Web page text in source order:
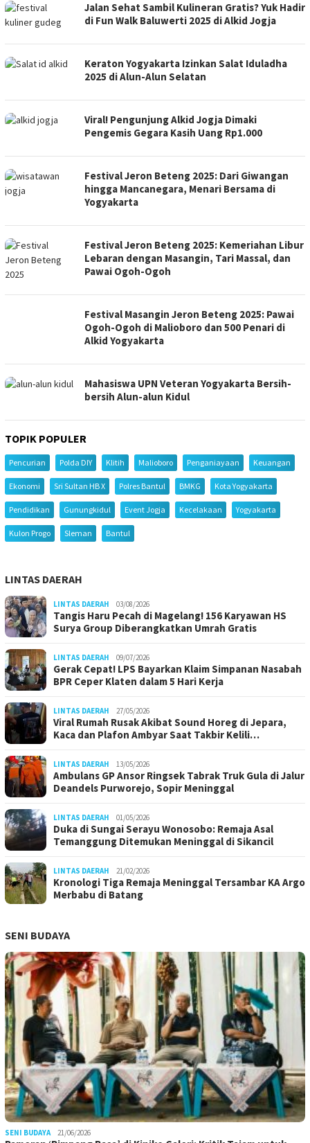
Jalan Sehat Sambil Kulineran Gratis? Yuk Hadir
di Fun Walk Baluwerti 2025 di Alkid Jogja
Keraton Yogyakarta Izinkan Salat Iduladha
2025 di Alun-Alun Selatan
Viral! Pengunjung Alkid Jogja Dimaki
Pengemis Gegara Kasih Uang Rp1.000
Festival Jeron Beteng 2025: Dari Giwangan
hingga Mancanegara, Menari Bersama di
Yogyakarta
Festival Jeron Beteng 2025: Kemeriahan Libur
Lebaran dengan Masangin, Tari Massal, dan
Pawai Ogoh-Ogoh
Festival Masangin Jeron Beteng 2025: Pawai
Ogoh-Ogoh di Malioboro dan 500 Penari di
Alkid Yogyakarta
Mahasiswa UPN Veteran Yogyakarta Bersih-
bersih Alun-alun Kidul
TOPIK POPULER
Pencurian Polda DIY Klitih Malioboro Penganiayaan Keuangan
Ekonomi Sri Sultan HB X Polres Bantul BMKG Kota Yogyakarta
Pendidikan Gunungkidul Event Jogja Kecelakaan Yogyakarta
Kulon Progo Sleman Bantul
LINTAS DAERAH
LINTAS DAERAH 03/08/2026
Tangis Haru Pecah di Magelang! 156 Karyawan HS
Surya Group Diberangkatkan Umrah Gratis
LINTAS DAERAH 09/07/2026
Gerak Cepat! LPS Bayarkan Klaim Simpanan Nasabah
BPR Ceper Klaten dalam 5 Hari Kerja
LINTAS DAERAH 27/05/2026
Viral Rumah Rusak Akibat Sound Horeg di Jepara,
Kaca dan Plafon Ambyar Saat Takbir Kelili…
LINTAS DAERAH 13/05/2026
Ambulans GP Ansor Ringsek Tabrak Truk Gula di Jalur
Deandels Purworejo, Sopir Meninggal
LINTAS DAERAH 01/05/2026
Duka di Sungai Serayu Wonosobo: Remaja Asal
Temanggung Ditemukan Meninggal di Sikancil
LINTAS DAERAH 21/02/2026
Kronologi Tiga Remaja Meninggal Tersambar KA Argo
Merbabu di Batang
SENI BUDAYA
SENI BUDAYA 21/06/2026